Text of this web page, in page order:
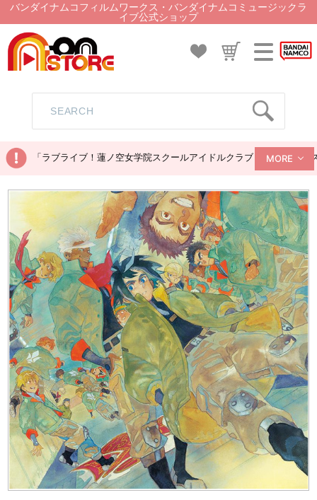
バンダイナムコフィルムワークス・バンダイナムコミュージックラ
イブ公式ショップ
「ラブライブ！蓮ノ空女学院スクールアイドルクラブ ぬいぐるみ
MORE